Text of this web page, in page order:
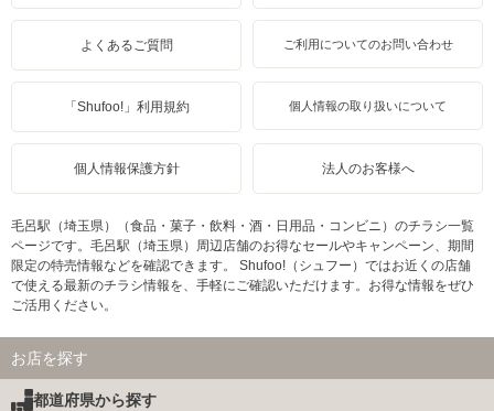
よくあるご質問 ご利用についてのお問い合わせ
「Shufoo!」利用規約 個人情報の取り扱いについて
個人情報保護方針 法人のお客様へ
毛呂駅（埼玉県）（食品・菓子・飲料・酒・日用品・コンビニ）のチラシ一覧
ページです。毛呂駅（埼玉県）周辺店舗のお得なセールやキャンペーン、期間
限定の特売情報などを確認できます。 Shufoo!（シュフー）ではお近くの店舗
で使える最新のチラシ情報を、手軽にご確認いただけます。お得な情報をぜひ
ご活用ください。
お店を探す
都道府県から探す